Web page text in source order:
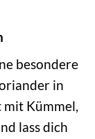
besondere
in
mit Kümmel,
lass dich